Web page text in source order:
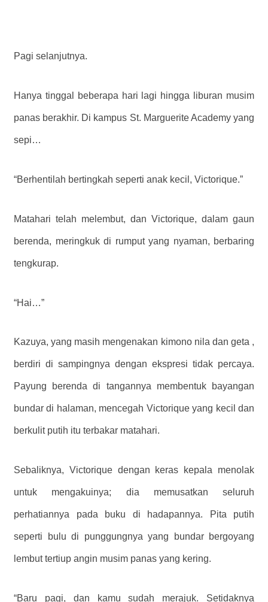
Pagi selanjutnya.
Hanya tinggal beberapa hari lagi hingga liburan musim
panas berakhir. Di kampus St. Marguerite Academy yang
sepi…
“Berhentilah bertingkah seperti anak kecil, Victorique.”
Matahari telah melembut, dan Victorique, dalam gaun
berenda, meringkuk di rumput yang nyaman, berbaring
tengkurap.
“Hai…”
Kazuya, yang masih mengenakan kimono nila dan geta ,
berdiri di sampingnya dengan ekspresi tidak percaya.
Payung berenda di tangannya membentuk bayangan
bundar di halaman, mencegah Victorique yang kecil dan
berkulit putih itu terbakar matahari.
Sebaliknya, Victorique dengan keras kepala menolak
untuk mengakuinya; dia memusatkan seluruh
perhatiannya pada buku di hadapannya. Pita putih
seperti bulu di punggungnya yang bundar bergoyang
lembut tertiup angin musim panas yang kering.
“Baru pagi, dan kamu sudah merajuk. Setidaknya